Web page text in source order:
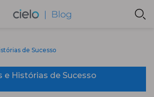
de Sucesso
e Histórias de Sucesso